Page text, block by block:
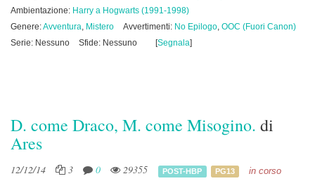
Ambientazione: Harry a Hogwarts (1991-1998)
Genere:Avventura, Mistero Avvertimenti: No Epilogo, OOC (Fuori Canon)
Serie: Nessuno
Sfide: Nessuno [Segnala]
D. come Draco, M. come Misogino. di
Ares
12/12/14 3 0 29355 POST-HBP PG13 in corso